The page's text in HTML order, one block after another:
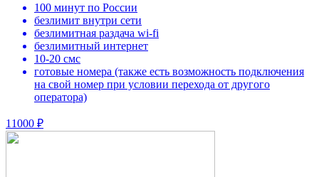
100 минут по России
безлимит внутри сети
безлимитная раздача wi-fi
безлимитный интернет
10-20 смс
готовые номера (также есть возможность подключения
на свой номер при условии перехода от другого
оператора)
11000 ₽